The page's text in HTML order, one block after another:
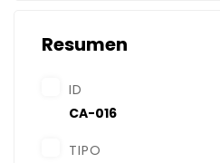
Resumen
ID
CA-016
TIPO